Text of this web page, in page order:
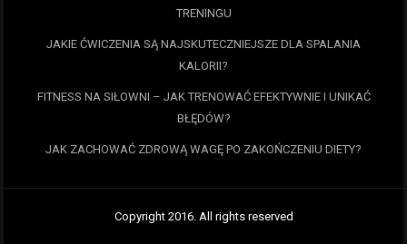
TRENINGU
JAKIE ĆWICZENIA SĄ NAJSKUTECZNIEJSZE DLA SPALANIA
KALORII?
FITNESS NA SIŁOWNI – JAK TRENOWAĆ EFEKTYWNIE I UNIKAĆ
BŁĘDÓW?
JAK ZACHOWAĆ ZDROWĄ WAGĘ PO ZAKOŃCZENIU DIETY?
Copyright 2016. All rights reserved